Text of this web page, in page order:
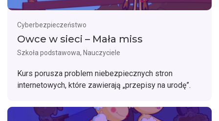
Cyberbezpieczeństwo
Owce w sieci – Mała miss
Szkoła podstawowa, Nauczyciele
Kurs porusza problem niebezpiecznych stron
internetowych, które zawierają „przepisy na urodę”.